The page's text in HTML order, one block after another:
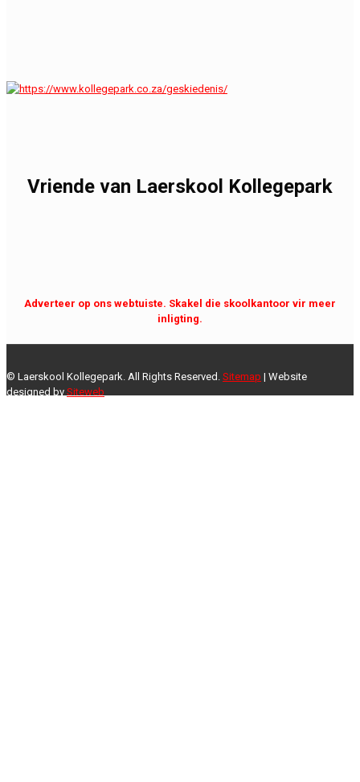
Vriende van Laerskool Kollegepark
Adverteer op ons webtuiste. Skakel die skoolkantoor vir meer
inligting.
© Laerskool Kollegepark. All Rights Reserved. Sitemap | Website
designed by Siteweb